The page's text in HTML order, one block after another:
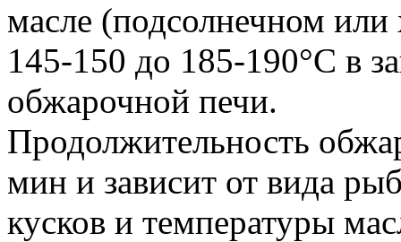
масле (подсолнечном
145-150 до 185-190°С в
обжарочной печи.
Продолжительность
мин и зависит от вида
кусков и температуры